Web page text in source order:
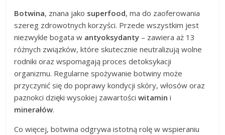
Botwina, znana jako superfood, ma do zaoferowania
szereg zdrowotnych korzyści. Przede wszystkim jest
niezwykle bogata w antyoksydanty – zawiera aż 13
różnych związków, które skutecznie neutralizują wolne
rodniki oraz wspomagają proces detoksykacji
organizmu. Regularne spożywanie botwiny może
przyczynić się do poprawy kondycji skóry, włosów oraz
paznokci dzięki wysokiej zawartościwitamin i
minerałów.
Co więcej, botwina odgrywa istotną rolę w wspieraniu